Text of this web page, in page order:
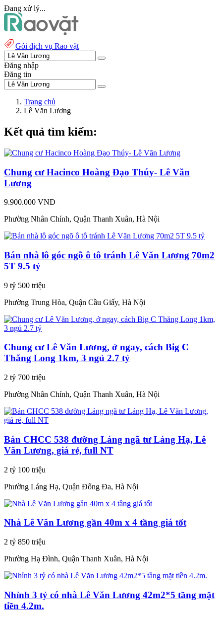
Đang xử lý...
Gói dịch vụ Rao vặt
Đăng nhập
Đăng tin
Trang chủ
Lê Văn Lương
Kết quả tìm kiếm:
Chung cư Hacinco Hoàng Đạo Thúy- Lê Văn
Lương
9.900.000 VNĐ
Phường Nhân Chính, Quận Thanh Xuân, Hà Nội
Bán nhà lô góc ngõ ô tô tránh Lê Văn Lương 70m2
5T 9.5 tỷ
9 tỷ 500 triệu
Phường Trung Hòa, Quận Cầu Giấy, Hà Nội
Chung cư Lê Văn Lương, ở ngay, cách Big C
Thăng Long 1km, 3 ngủ 2.7 tỷ
2 tỷ 700 triệu
Phường Nhân Chính, Quận Thanh Xuân, Hà Nội
Bán CHCC 538 đường Láng ngã tư Láng Hạ, Lê
Văn Lương, giá rẻ, full NT
2 tỷ 100 triệu
Phường Láng Hạ, Quận Đống Đa, Hà Nội
Nhà Lê Văn Lương gần 40m x 4 tầng giá tốt
2 tỷ 850 triệu
Phường Hạ Đình, Quận Thanh Xuân, Hà Nội
Nhỉnh 3 tỷ có nhà Lê Văn Lương 42m2*5 tầng mặt
tiền 4.2m.